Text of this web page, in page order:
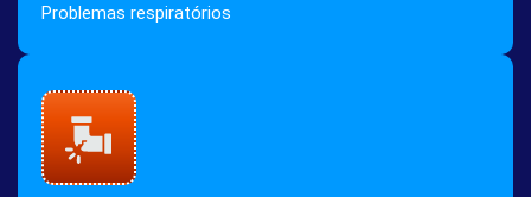
Problemas respiratórios